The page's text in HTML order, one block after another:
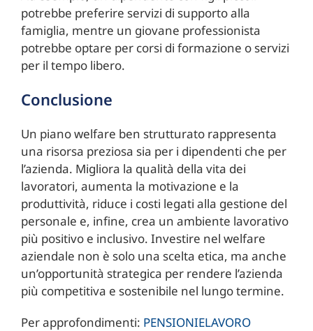
potrebbe preferire servizi di supporto alla
famiglia, mentre un giovane professionista
potrebbe optare per corsi di formazione o servizi
per il tempo libero.
Conclusione
Un piano welfare ben strutturato rappresenta
una risorsa preziosa sia per i dipendenti che per
l’azienda. Migliora la qualità della vita dei
lavoratori, aumenta la motivazione e la
produttività, riduce i costi legati alla gestione del
personale e, infine, crea un ambiente lavorativo
più positivo e inclusivo. Investire nel welfare
aziendale non è solo una scelta etica, ma anche
un’opportunità strategica per rendere l’azienda
più competitiva e sostenibile nel lungo termine.
Per approfondimenti: PENSIONIELAVORO